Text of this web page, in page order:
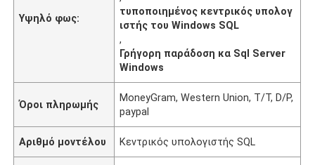
Υψηλό φως:
τυποποιημένος κεντρικός υπολογ
ιστής του Windows SQL
,
Γρήγορη παράδοση κα Sql Server
Windows
Όροι πληρωμής
MoneyGram, Western Union, T/T, D/P,
paypal
Αριθμό μοντέλου Κεντρικός υπολογιστής SQL